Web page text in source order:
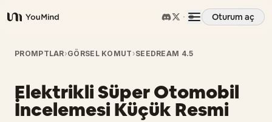
YouMind
Oturum aç
Genel Bakış
Kullanım Senaryoları
PROMPTLAR›GÖRSEL KOMUT ›SEEDREAM 4.5
Elektrikli Süper Otomobil
İncelemesi Küçük Resmi